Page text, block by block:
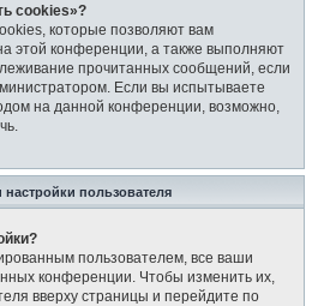
cookies»?
которые позволяют вам
этой конференции, а также выполняют
прочитанных сообщений, если
Если вы испытываете
на данной конференции, возможно,
пользователя
пользователем, все ваши
конференции. Чтобы изменить их,
вверху страницы и перейдите по